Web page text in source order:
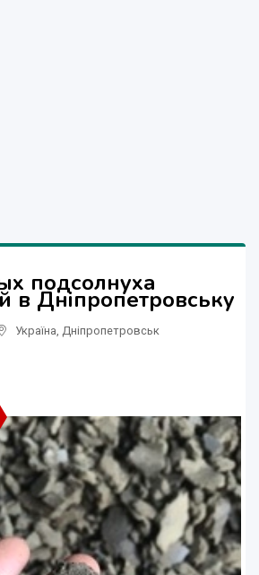
подсолнуха
в Дніпропетровську
Україна Дніпропетровськ